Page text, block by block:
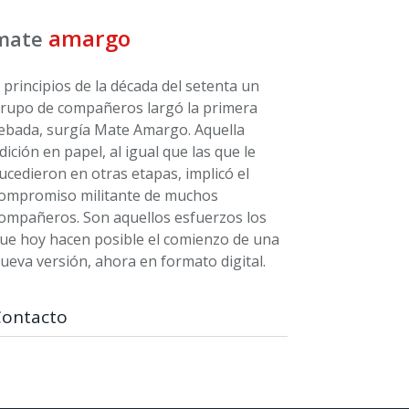
amargo
principios de la década del setenta un
de compañeros largó la primera
surgía Mate Amargo. Aquella
en papel, al igual que las que le
en otras etapas, implicó el
militante de muchos
Son aquellos esfuerzos los
hoy hacen posible el comienzo de una
versión, ahora en formato digital.